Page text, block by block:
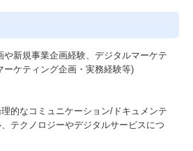
や新規事業企画経験、デジタルマーケテ
ーケティング企画・実務経験等)
的なコミュニケーション/ドキュメンテ
テクノロジーやデジタルサービスにつ